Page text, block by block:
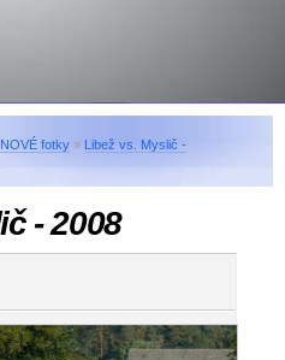
fotky » Libež vs. Myslič -
- 2008